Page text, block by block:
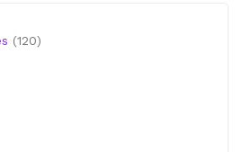
120120